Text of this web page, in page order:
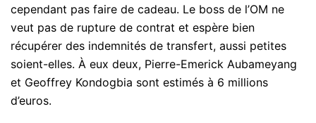
cependant pas faire de cadeau. Le boss de l’OM ne
veut pas de rupture de contrat et espère bien
récupérer des indemnités de transfert, aussi petites
soient-elles. À eux deux, Pierre-Emerick Aubameyang
et Geoffrey Kondogbia sont estimés à 6 millions
d’euros.